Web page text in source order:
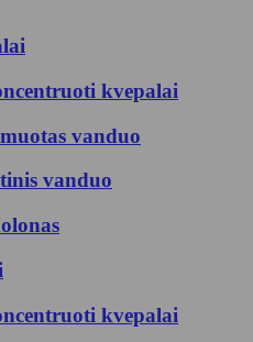
kvepalai
vanduo
vanduo
kvepalai